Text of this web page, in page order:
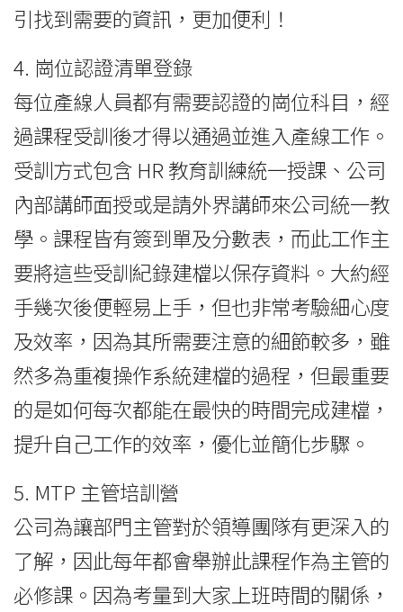
引找到需要的資訊，更加便利！
4. 崗位認證清單登錄
每位產線人員都有需要認證的崗位科目，經
過課程受訓後才得以通過並進入產線工作。
受訓方式包含 HR 教育訓練統一授課、公司
內部講師面授或是請外界講師來公司統一教
學。課程皆有簽到單及分數表，而此工作主
要將這些受訓紀錄建檔以保存資料。大約經
手幾次後便輕易上手，但也非常考驗細心度
及效率，因為其所需要注意的細節較多，雖
然多為重複操作系統建檔的過程，但最重要
的是如何每次都能在最快的時間完成建檔，
提升自己工作的效率，優化並簡化步驟。
5. MTP 主管培訓營
公司為讓部門主管對於領導團隊有更深入的
了解，因此每年都會舉辦此課程作為主管的
必修課。因為考量到大家上班時間的關係，